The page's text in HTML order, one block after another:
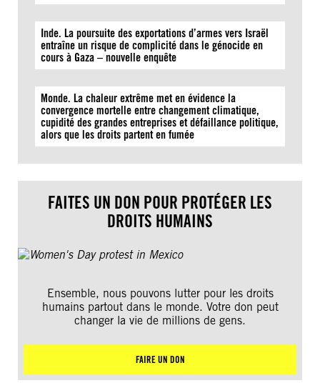
Inde. La poursuite des exportations d’armes vers Israël
entraîne un risque de complicité dans le génocide en
cours à Gaza – nouvelle enquête
Monde. La chaleur extrême met en évidence la
convergence mortelle entre changement climatique,
cupidité des grandes entreprises et défaillance politique,
alors que les droits partent en fumée
FAITES UN DON POUR PROTÉGER LES
DROITS HUMAINS
Ensemble, nous pouvons lutter pour les droits
humains partout dans le monde. Votre don peut
changer la vie de millions de gens.
FAIRE UN DON